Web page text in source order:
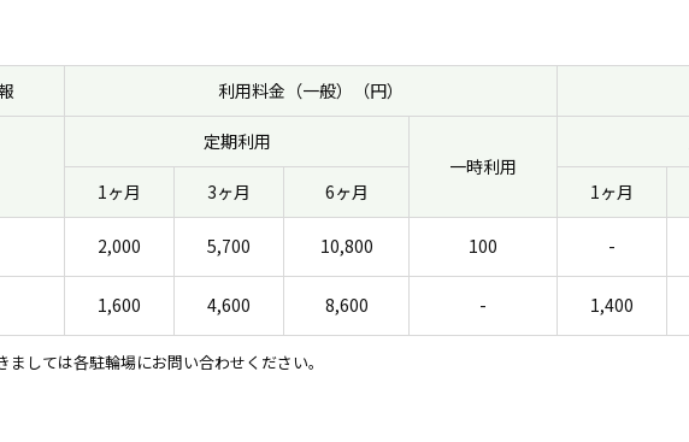
利用料金（一般）（円）
定期利用
一時利用
1ヶ月
3ヶ月 6ヶ月 1ヶ月
2,000 5,700 10,800 100 -
1,600 4,600 8,600 - 1,400
しては各駐輪場にお問い合わせください。